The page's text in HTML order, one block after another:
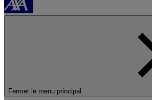
Fermer le menu principal